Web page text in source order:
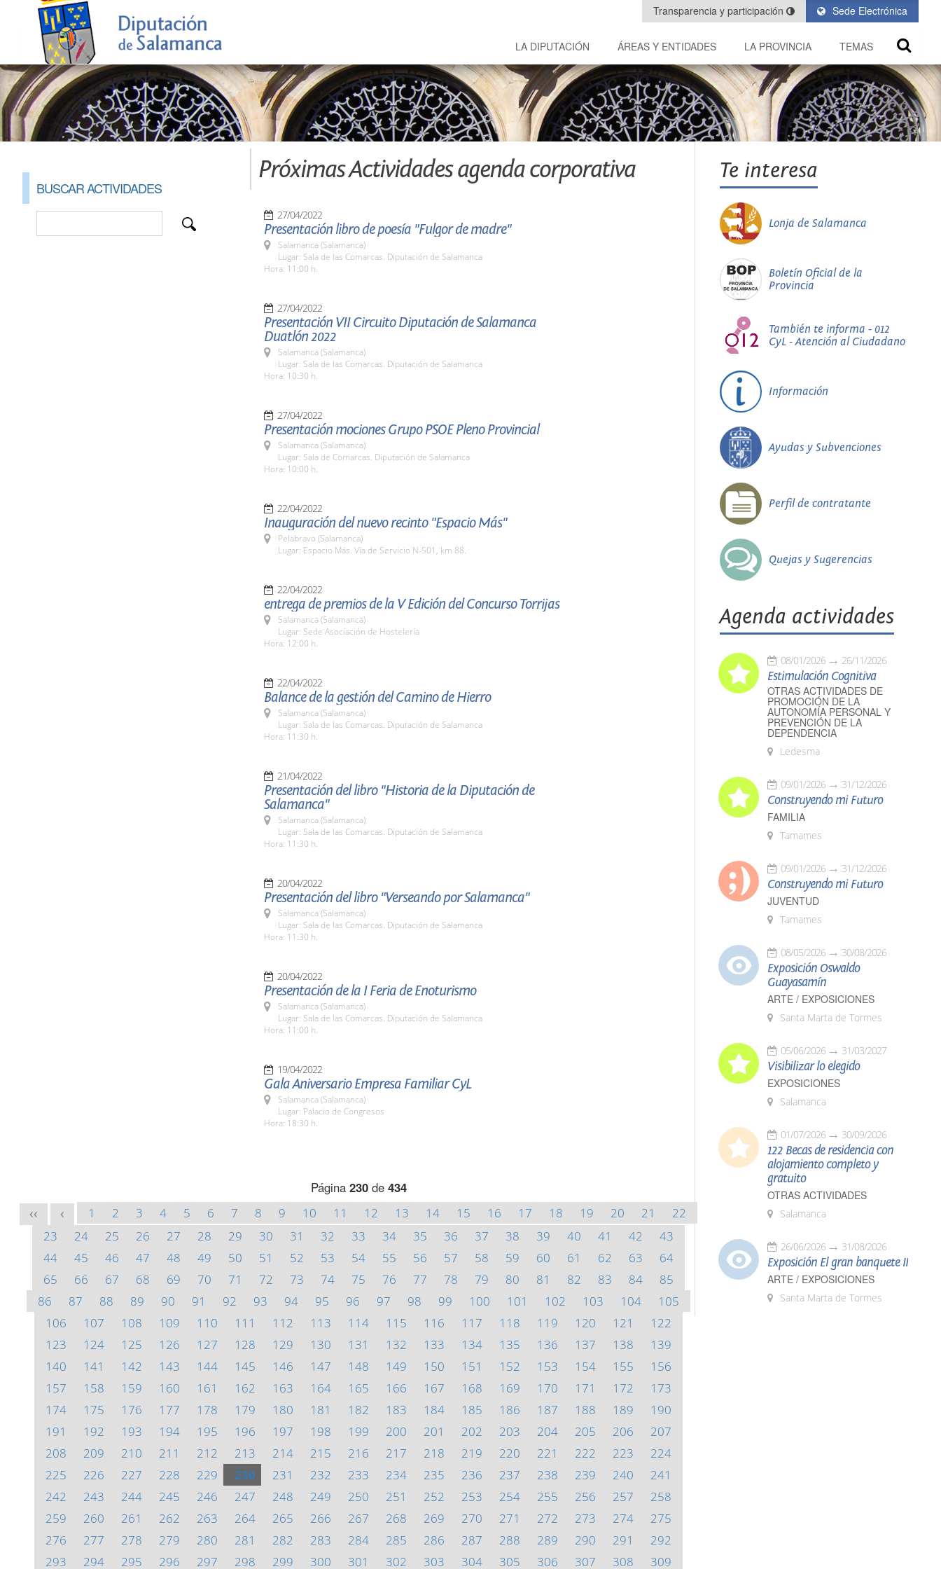
Sede Electrónica
Transparencia y participación
LA DIPUTACIÓN ÁREAS Y ENTIDADES LA PROVINCIA TEMAS
BUSCAR ACTIVIDADES
Próximas Actividades agenda corporativa
27/04/2022
Presentación libro de poesía "Fulgor de madre"
Salamanca (Salamanca)
Lugar: Sala de las Comarcas. Diputación de Salamanca
Hora: 11:00 h.
27/04/2022
Presentación VII Circuito Diputación de Salamanca
Duatlón 2022
Salamanca (Salamanca)
Lugar: Sala de las Comarcas. Diputación de Salamanca
Hora: 10:30 h.
27/04/2022
Presentación mociones Grupo PSOE Pleno Provincial
Salamanca (Salamanca)
Lugar: Sala de Comarcas. Diputación de Salamanca
Hora: 10:00 h.
22/04/2022
Inauguración del nuevo recinto "Espacio Más"
Pelabravo (Salamanca)
Lugar: Espacio Más. Vía de Servicio N-501, km 88.
22/04/2022
entrega de premios de la V Edición del Concurso Torrijas
Salamanca (Salamanca)
Lugar: Sede Asociación de Hostelería
Hora: 12:00 h.
22/04/2022
Balance de la gestión del Camino de Hierro
Salamanca (Salamanca)
Lugar: Sala de las Comarcas. Diputación de Salamanca
Hora: 11:30 h.
21/04/2022
Presentación del libro "Historia de la Diputación de
Salamanca"
Salamanca (Salamanca)
Lugar: Sala de las Comarcas. Diputación de Salamanca
Hora: 11:30 h.
20/04/2022
Presentación del libro "Verseando por Salamanca"
Salamanca (Salamanca)
Lugar: Sala de las Comarcas. Diputación de Salamanca
Hora: 11:30 h.
20/04/2022
Presentación de la I Feria de Enoturismo
Salamanca (Salamanca)
Lugar: Sala de las Comarcas. Diputación de Salamanca
Hora: 11:00 h.
19/04/2022
Gala Aniversario Empresa Familiar CyL
Salamanca (Salamanca)
Lugar: Palacio de Congresos
Hora: 18:30 h.
Página 230de 434
<< < 1 2 3 4 5 6 7 8 9 10 11 12 13 14 15 16 17 18 19 20 21
22
23
24 25 26 27 28 29 30 31 32 33 34 35 36 37 38 39 40 41 42
43
44
45 46 47 48 49 50 51 52 53 54 55 56 57 58 59 60 61 62 63
64
65
66 67 68 69 70 71 72 73 74 75 76 77 78 79 80 81 82 83 84
85
86
87 88 89 90 91 92 93 94 95 96 97 98 99 100 101 102 103 104
105
106
107 108 109 110 111 112 113 114 115 116 117 118 119 120 121
122
123
124 125 126 127 128 129 130 131 132 133 134 135 136 137 138
139
140
141 142 143 144 145 146 147 148 149 150 151 152 153 154 155
156
157
158 159 160 161 162 163 164 165 166 167 168 169 170 171 172
173
174
175 176 177 178 179 180 181 182 183 184 185 186 187 188 189
190
191
192 193 194 195 196 197 198 199 200 201 202 203 204 205 206
207
208
209 210 211 212 213 214 215 216 217 218 219 220 221 222 223
224
225
226 227 228 229 230 231 232 233 234 235 236 237 238 239 240
241
242
243 244 245 246 247 248 249 250 251 252 253 254 255 256 257
258
259
260 261 262 263 264 265 266 267 268 269 270 271 272 273 274
275
276
277 278 279 280 281 282 283 284 285 286 287 288 289 290 291
292
293
294 295 296 297 298 299 300 301 302 303 304 305 306 307 308 309
Te interesa
Lonja de Salamanca
Boletín Oficial de la
Provincia
También te informa - 012
CyL - Atención al Ciudadano
Información
Ayudas y Subvenciones
Perfil de contratante
Quejas y Sugerencias
Agenda actividades
08/01/2026 26/11/2026
Estimulación Cognitiva
OTRAS ACTIVIDADES DE
PROMOCIÓN DE LA
AUTONOMÍA PERSONAL Y
PREVENCIÓN DE LA
DEPENDENCIA
Ledesma
09/01/2026 31/12/2026
Construyendo mi Futuro
FAMILIA
Tamames
09/01/2026 31/12/2026
Construyendo mi Futuro
JUVENTUD
Tamames
08/05/2026 30/08/2026
Exposición Oswaldo
Guayasamín
ARTE / EXPOSICIONES
Santa Marta de Tormes
05/06/2026 31/03/2027
Visibilizar lo elegido
EXPOSICIONES
Salamanca
01/07/2026 30/09/2026
122 Becas de residencia con
alojamiento completo y
gratuito
OTRAS ACTIVIDADES
Salamanca
26/06/2026 31/08/2026
Exposición El gran banquete II
ARTE / EXPOSICIONES
Santa Marta de Tormes